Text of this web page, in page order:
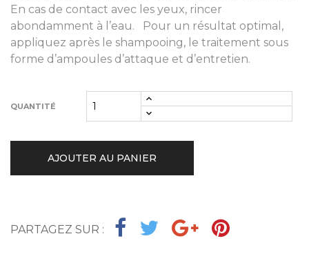
En cas de contact avec les yeux, rincer
abondamment à l’eau. Pour un résultat optimal,
appliquez après le shampooing, le traitement sous
forme d’ampoules d’attaque et d’entretien.
QUANTITÉ
AJOUTER AU PANIER
PARTAGEZ SUR :